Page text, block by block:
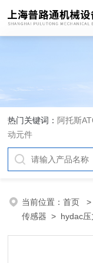
热门关键词： 阿托斯
动元件
当前位置：首页 >
传感器 > hydac压